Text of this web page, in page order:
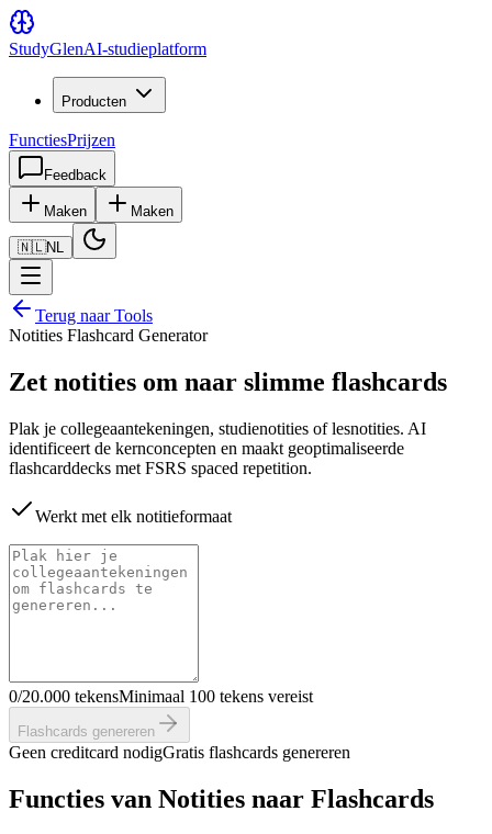
StudyGlenAI-studieplatform
Producten
FunctiesPrijzen
Feedback
Maken Maken
🇳🇱NL
Terug naar Tools
Notities Flashcard Generator
Zet notities om naar slimme flashcards
Plak je collegeaantekeningen, studienotities of lesnotities. AI
identificeert de kernconcepten en maakt geoptimaliseerde
flashcarddecks met FSRS spaced repetition.
Werkt met elk notitieformaat
0/20.000 tekensMinimaal 100 tekens vereist
Flashcards genereren
Geen creditcard nodigGratis flashcards genereren
Functies van Notities naar Flashcards